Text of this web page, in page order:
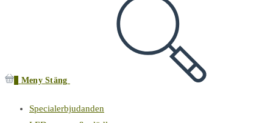
Meny Stäng
Specialerbjudanden